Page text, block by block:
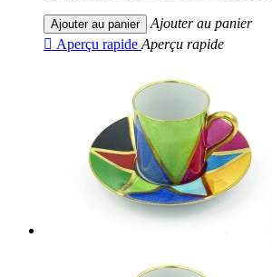
Ajouter au panier
Ajouter au panier
 Aperçu rapide Aperçu rapide